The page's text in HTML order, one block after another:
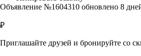
Объявление №1604310 обновлено 8
₽
Приглашайте друзей и бронируйте со